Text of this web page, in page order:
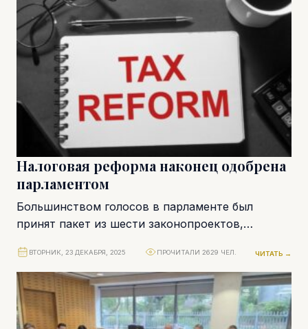
Налоговая реформа наконец одобрена
парламентом
Большинством голосов в парламенте был
принят пакет из шести законопроектов,
раз подобное преобразование проводилось 23
года...
ВТОРНИК, 23 ДЕКАБРЯ, 2025 ПРОЧИТАЛИ 2629 ЧЕЛ. ЧИТАТЬ →